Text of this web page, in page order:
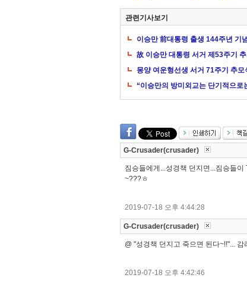
관련기사보기
이승만 前대통령 출생 144주년 기
故 이승만 대통령 서거 제53주기
몽양 여운형선생 서거 71주기 추모
“이승만의 방미외교는 단기적으로
G-Crusader(crusader)
짐승들에게...성경책 던지면...짐승들
~???ㅎ
2019-07-18 오후 4:44:28
G-Crusader(crusader)
@ "성경책 던지고 죽으면 된다~!!"...
2019-07-18 오후 4:42:46